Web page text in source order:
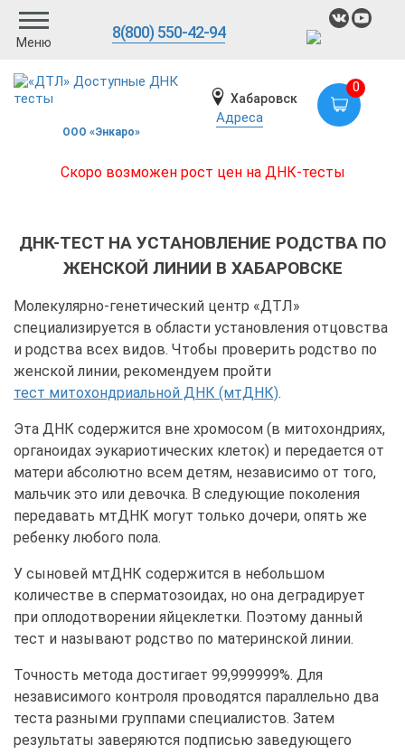
Меню
8(800) 550-42-94
ООО «Энкаро»
Хабаровск
Адреса
0
Скоро возможен рост цен на ДНК-тесты
ДНК-ТЕСТ НА УСТАНОВЛЕНИЕ РОДСТВА ПО
ЖЕНСКОЙ ЛИНИИ В ХАБАРОВСКЕ
Молекулярно-генетический центр «ДТЛ»
специализируется в области установления отцовства
и родства всех видов. Чтобы проверить родство по
женской линии, рекомендуем пройти
тест митохондриальной ДНК (мтДНК).
Эта ДНК содержится вне хромосом (в митохондриях,
органоидах эукариотических клеток) и передается от
матери абсолютно всем детям, независимо от того,
мальчик это или девочка. В следующие поколения
передавать мтДНК могут только дочери, опять же
ребенку любого пола.
У сыновей мтДНК содержится в небольшом
количестве в сперматозоидах, но она деградирует
при оплодотворении яйцеклетки. Поэтому данный
тест и называют родство по материнской линии.
Точность метода достигает 99,999999%. Для
независимого контроля проводятся параллельно два
теста разными группами специалистов. Затем
результаты заверяются подписью заведующего